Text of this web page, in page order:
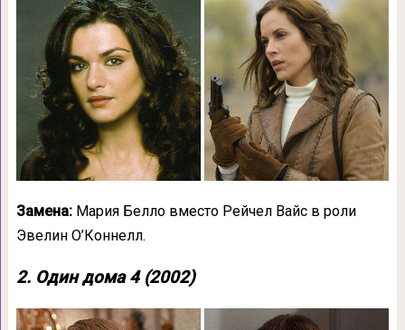
Замена:Мария Белло вместо Рейчел Вайс в роли
Эвелин О’Коннелл.
2. Один дома 4 (2002)